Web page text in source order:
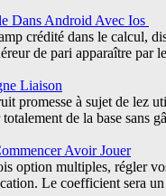
Dans Android Avec Ios
crédité dans le calcul,
de pari apparaître
Liaison
promesse à sujet de lez
de la base
Avoir Jouer
option multiples, régler
Le coefficient sera